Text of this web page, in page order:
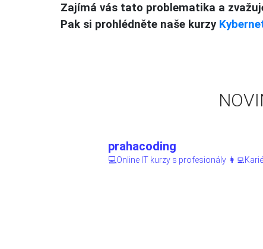
Zajímá vás tato problematika a
Pak si prohlédněte naše kurzy
prahacoding
💻Online IT kurzy s profesionály